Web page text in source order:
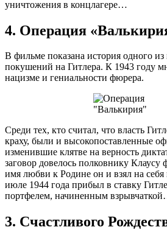
уничтожения в концлагере…
4. Операция
В фильме показана история одного
покушений на Гитлера. К 1943 году
нацизме и гениальности фюрера.
Среди тех, кто считал, что власть
краху, были и высокопоставленные
изменившие клятве на верность
заговор довелось полковнику
имя любви к Родине он и взял на себя
июле 1944 года прибыл в ставку
портфелем, начиненным
3. Счастливого